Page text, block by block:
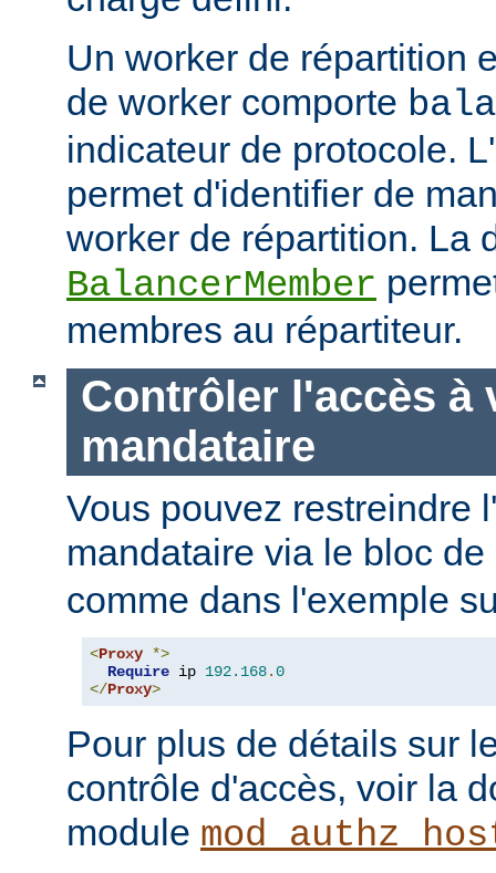
Un worker de répartition
de worker comporte
indicateur de protocole.
permet d'identifier de
worker de répartition. La
BalancerMember
membres au répartiteur.
Contrôler l'accès à
mandataire
Vous pouvez restreindre
mandataire via le bloc
comme dans l'exemple
<Proxy *>
Require ip 192.168.0
</Proxy>
Pour plus de détails sur
contrôle d'accès, voir la
module